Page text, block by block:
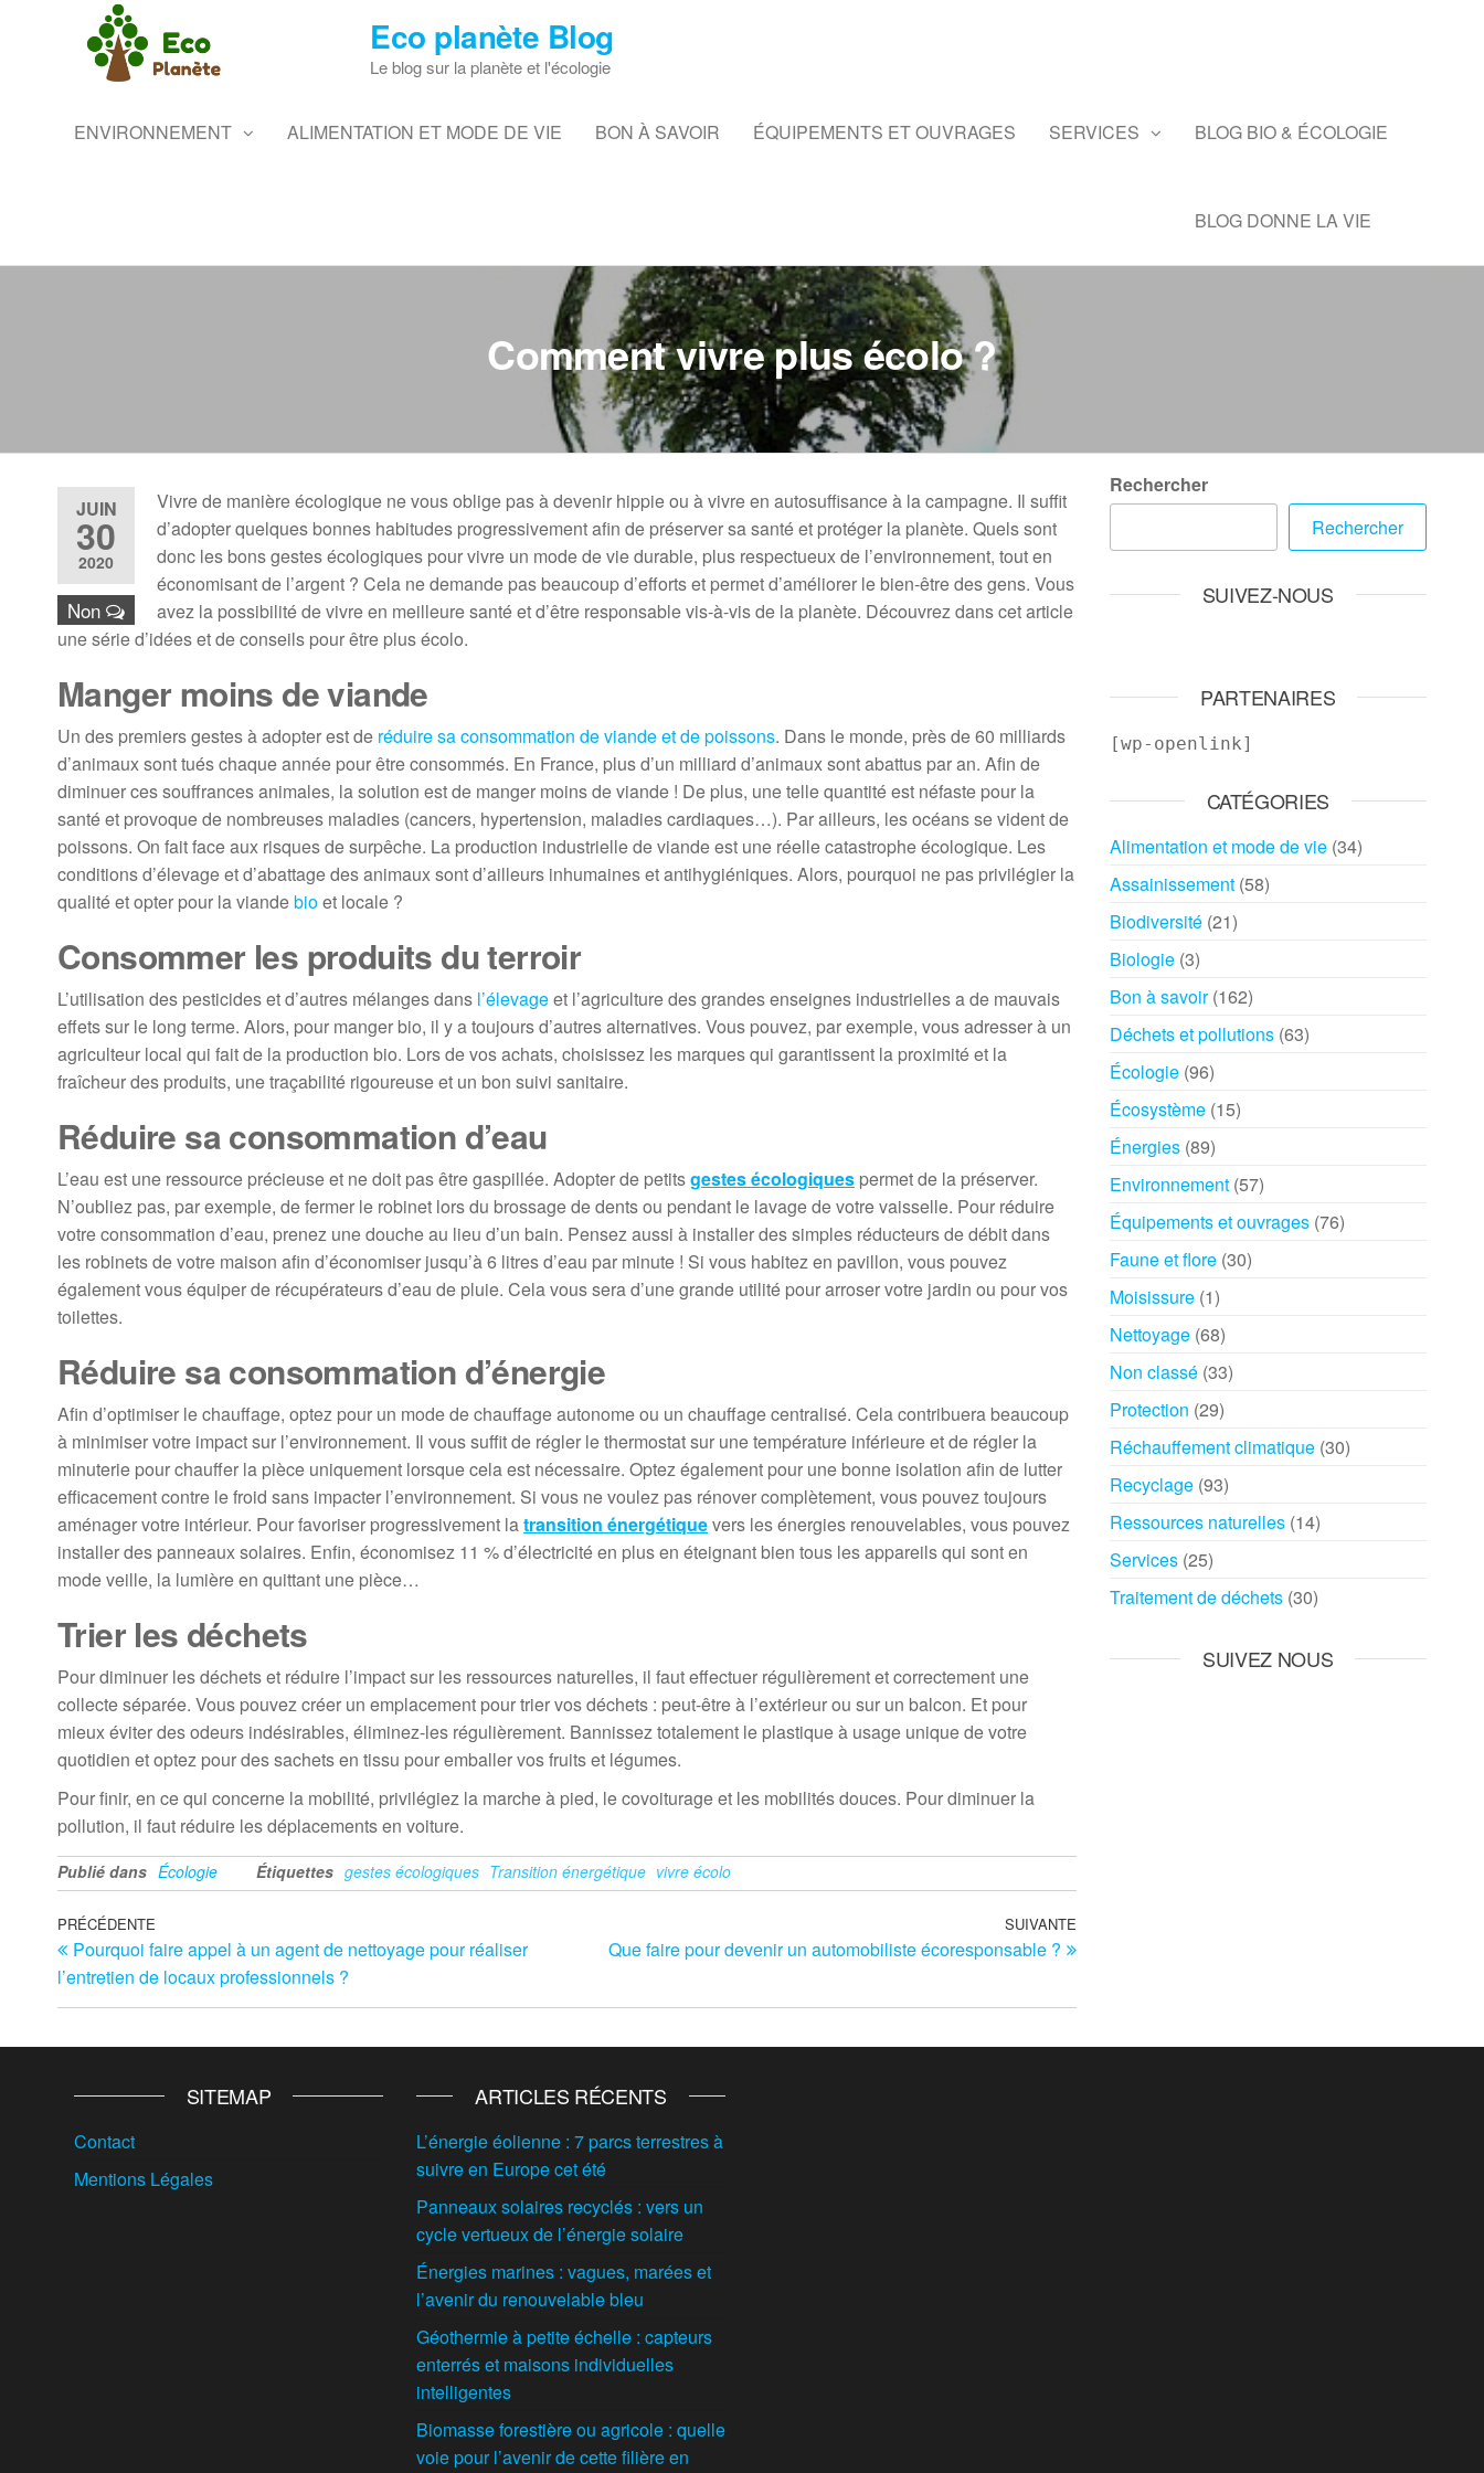
Eco planète Blog
Le blog sur la planète et l'écologie
ENVIRONNEMENT ALIMENTATION ET MODE DE VIE BON À SAVOIR ÉQUIPEMENTS ET OUVRAGES SERVICES BLOG BIO & ÉCOLOGIE
BLOG DONNE LA VIE
Comment vivre plus écolo ?
JUIN
30
2020
Non
Vivre de manière écologique ne vous oblige pas à devenir hippie ou à vivre en autosuffisance à la campagne. Il suffit
d’adopter quelques bonnes habitudes progressivement afin de préserver sa santé et protéger la planète. Quels sont
donc les bons gestes écologiques pour vivre un mode de vie durable, plus respectueux de l’environnement, tout en
économisant de l’argent ? Cela ne demande pas beaucoup d’efforts et permet d’améliorer le bien-être des gens. Vous
avez la possibilité de vivre en meilleure santé et d’être responsable vis-à-vis de la planète. Découvrez dans cet article
une série d’idées et de conseils pour être plus écolo.
Manger moins de viande
Un des premiers gestes à adopter est de réduire sa consommation de viande et de poissons. Dans le monde, près de 60 milliards
d’animaux sont tués chaque année pour être consommés. En France, plus d’un milliard d’animaux sont abattus par an. Afin de
diminuer ces souffrances animales, la solution est de manger moins de viande ! De plus, une telle quantité est néfaste pour la
santé et provoque de nombreuses maladies (cancers, hypertension, maladies cardiaques…). Par ailleurs, les océans se vident de
poissons. On fait face aux risques de surpêche. La production industrielle de viande est une réelle catastrophe écologique. Les
conditions d’élevage et d’abattage des animaux sont d’ailleurs inhumaines et antihygiéniques. Alors, pourquoi ne pas privilégier la
qualité et opter pour la viandebioet locale ?
Consommer les produits du terroir
L’utilisation des pesticides et d’autres mélanges dans l’élevageet l’agriculture des grandes enseignes industrielles a de mauvais
effets sur le long terme. Alors, pour manger bio, il y a toujours d’autres alternatives. Vous pouvez, par exemple, vous adresser à un
agriculteur local qui fait de la production bio. Lors de vos achats, choisissez les marques qui garantissent la proximité et la
fraîcheur des produits, une traçabilité rigoureuse et un bon suivi sanitaire.
Réduire sa consommation d’eau
L’eau est une ressource précieuse et ne doit pas être gaspillée. Adopter de petitsgestes écologiques permet de la préserver.
N’oubliez pas, par exemple, de fermer le robinet lors du brossage de dents ou pendant le lavage de votre vaisselle. Pour réduire
votre consommation d’eau, prenez une douche au lieu d’un bain. Pensez aussi à installer des simples réducteurs de débit dans
les robinets de votre maison afin d’économiser jusqu’à 6 litres d’eau par minute ! Si vous habitez en pavillon, vous pouvez
également vous équiper de récupérateurs d’eau de pluie. Cela vous sera d’une grande utilité pour arroser votre jardin ou pour vos
toilettes.
Réduire sa consommation d’énergie
Afin d’optimiser le chauffage, optez pour un mode de chauffage autonome ou un chauffage centralisé. Cela contribuera beaucoup
à minimiser votre impact sur l’environnement. Il vous suffit de régler le thermostat sur une température inférieure et de régler la
minuterie pour chauffer la pièce uniquement lorsque cela est nécessaire. Optez également pour une bonne isolation afin de lutter
efficacement contre le froid sans impacter l’environnement. Si vous ne voulez pas rénover complètement, vous pouvez toujours
aménager votre intérieur. Pour favoriser progressivement latransition énergétiquevers les énergies renouvelables, vous pouvez
installer des panneaux solaires. Enfin, économisez 11 % d’électricité en plus en éteignant bien tous les appareils qui sont en
mode veille, la lumière en quittant une pièce…
Trier les déchets
Pour diminuer les déchets et réduire l’impact sur les ressources naturelles, il faut effectuer régulièrement et correctement une
collecte séparée. Vous pouvez créer un emplacement pour trier vos déchets : peut-être à l’extérieur ou sur un balcon. Et pour
mieux éviter des odeurs indésirables, éliminez-les régulièrement. Bannissez totalement le plastique à usage unique de votre
quotidien et optez pour des sachets en tissu pour emballer vos fruits et légumes.
Pour finir, en ce qui concerne la mobilité, privilégiez la marche à pied, le covoiturage et les mobilités douces. Pour diminuer la
pollution, il faut réduire les déplacements en voiture.
Publié dans Écologie Étiquettes gestes écologiques Transition énergétique vivre écolo
Navigation
de
l’article
Article
précédent
PRÉCÉDENTE
Pourquoi faire appel à un agent de nettoyage pour réaliser
l’entretien de locaux professionnels ?
Article
suivant
SUIVANTE
Que faire pour devenir un automobiliste écoresponsable ?
Rechercher
Rechercher
SUIVEZ-NOUS
PARTENAIRES
[wp-openlink]
CATÉGORIES
Alimentation et mode de vie(34)
Assainissement(58)
Biodiversité(21)
Biologie(3)
Bon à savoir(162)
Déchets et pollutions(63)
Écologie(96)
Écosystème(15)
Énergies(89)
Environnement(57)
Équipements et ouvrages(76)
Faune et flore(30)
Moisissure(1)
Nettoyage(68)
Non classé(33)
Protection (29)
Réchauffement climatique(30)
Recyclage(93)
Ressources naturelles(14)
Services(25)
Traitement de déchets(30)
SUIVEZ NOUS
SITEMAP
Contact
Mentions Légales
ARTICLES RÉCENTS
L’énergie éolienne : 7 parcs terrestres à
suivre en Europe cet été
Panneaux solaires recyclés : vers un
cycle vertueux de l’énergie solaire
Énergies marines : vagues, marées et
l’avenir du renouvelable bleu
Géothermie à petite échelle : capteurs
enterrés et maisons individuelles
intelligentes
Biomasse forestière ou agricole : quelle
voie pour l’avenir de cette filière en